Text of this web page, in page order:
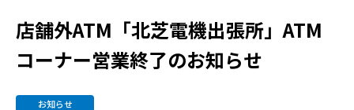
店舗外ATM「北芝電機出張所」ATM
コーナー営業終了のお知らせ
お知らせ